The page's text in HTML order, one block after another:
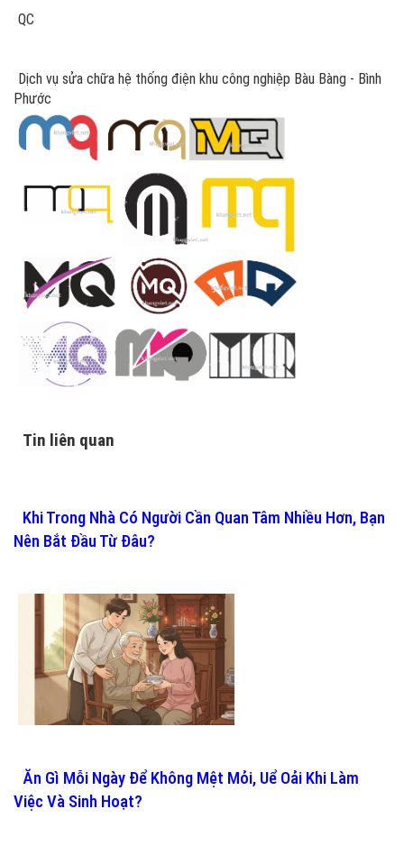
QC
Dịch vụ sửa chữa hệ thống điện khu công nghiệp Bàu Bàng - Bình
Phước
Tin liên quan
Khi Trong Nhà Có Người Cần Quan Tâm Nhiều Hơn, Bạn
Nên Bắt Đầu Từ Đâu?
Ăn Gì Mỗi Ngày Để Không Mệt Mỏi, Uể Oải Khi Làm
Việc Và Sinh Hoạt?